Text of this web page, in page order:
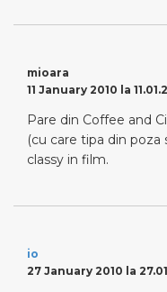
mioara
11 January 2010 la
Pare din Coffee and
(cu care tipa din
classy in film.
io
27 January 2010 la